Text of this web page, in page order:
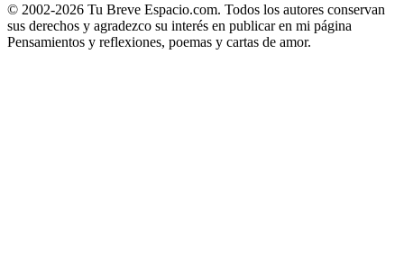
© 2002-2026 Tu Breve Espacio.com. Todos los autores conservan
sus derechos y agradezco su interés en publicar en mi página
Pensamientos y reflexiones, poemas y cartas de amor.